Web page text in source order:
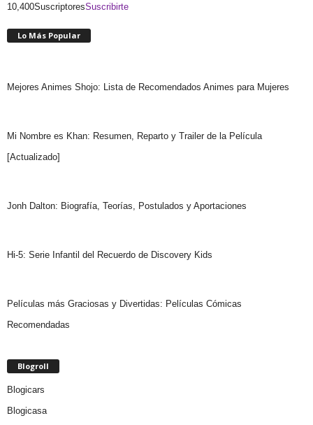
10,400SuscriptoresSuscribirte
Lo Más Popular
Mejores Animes Shojo: Lista de Recomendados Animes para Mujeres
Mi Nombre es Khan: Resumen, Reparto y Trailer de la Película
[Actualizado]
Jonh Dalton: Biografía, Teorías, Postulados y Aportaciones
Hi-5: Serie Infantil del Recuerdo de Discovery Kids
Películas más Graciosas y Divertidas: Películas Cómicas
Recomendadas
Blogroll
Blogicars
Blogicasa